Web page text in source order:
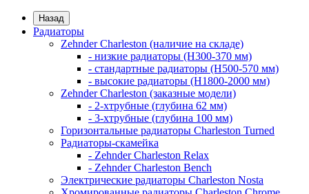
Назад
Радиаторы
Zehnder Charleston (наличие на складе)
- низкие радиаторы (H300-370 мм)
- стандартные радиаторы (H500-570 мм)
- высокие радиаторы (H1800-2000 мм)
Zehnder Charleston (заказные модели)
- 2-хтрубные (глубина 62 мм)
- 3-хтрубные (глубина 100 мм)
Горизонтальные радиаторы Charleston Turned
Радиаторы-скамейка
- Zehnder Charleston Relax
- Zehnder Charleston Bench
Электрические радиаторы Charleston Nosta